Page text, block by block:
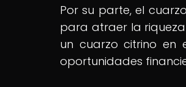
Por su parte, el
para atraer la
un cuarzo citrino
oportunidades